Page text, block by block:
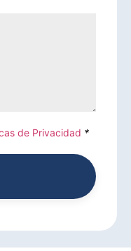
de Privacidad *